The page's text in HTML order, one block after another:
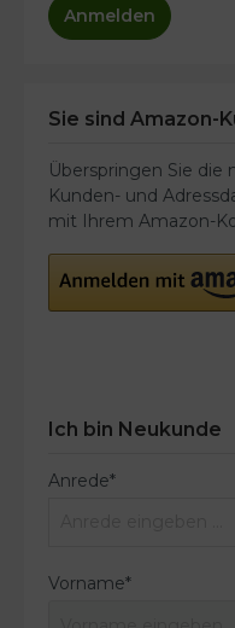
Anmelden
Sie sind Amazon-
Überspringen Sie die
Kunden- und
mit Ihrem Amazon-
Ich bin Neukunde
Anrede*
Vorname*